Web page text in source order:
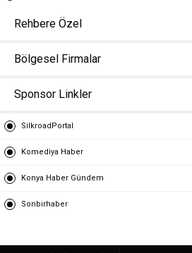
Rehbere Özel
Bölgesel Firmalar
Sponsor Linkler
SilkroadPortal
Komediya Haber
Konya Haber Gündem
Sonbirhaber